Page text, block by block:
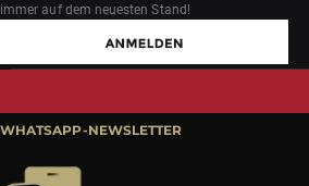
immer auf dem neuesten Stand!
WHATSAPP-NEWSLETTER